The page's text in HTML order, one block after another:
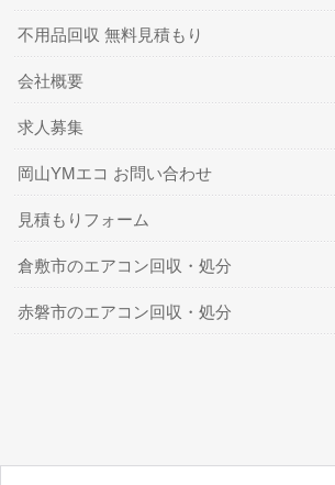
不用品回収 無料見積もり
会社概要
求人募集
岡山YMエコ お問い合わせ
見積もりフォーム
倉敷市のエアコン回収・処分
赤磐市のエアコン回収・処分